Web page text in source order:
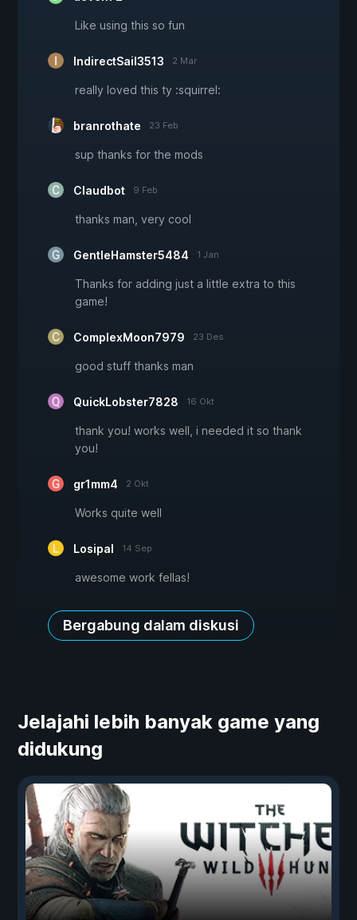
Like using this so fun
IndirectSail3513 2 Mar
really loved this ty :squirrel:
branrothate 23 Feb
sup thanks for the mods
Claudbot 9 Feb
thanks man, very cool
GentleHamster5484 1 Jan
Thanks for adding just a little extra to this
game!
ComplexMoon7979 23 Des
good stuff thanks man
QuickLobster7828 16 Okt
thank you! works well, i needed it so thank
you!
gr1mm4 2 Okt
Works quite well
Losipal 14 Sep
awesome work fellas!
Bergabung dalam diskusi
Jelajahi lebih banyak game yang
didukung